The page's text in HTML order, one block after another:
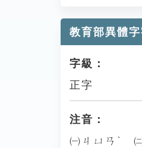
教育部異體
字級：
正字
注音：
㈠ㄐㄩㄢˋ